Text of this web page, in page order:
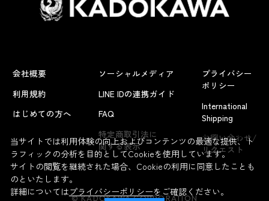
よくあるお問い合わせ
会社概要
利用規約
はじめての方へ
ソーシャルメディア
LINE IDの連携ガイド
FAQ
特定商取引法に
関する表示
プライバシー
ポリシー
International
Shipping
お問い合わせ/
リクエスト
© KADOKAWA CORPORATION
当サイトでは利用体験の向上およびコンテンツの最適な提供、ト
ラフィックの分析を目的としてCookieを使用しています。
サイトの閲覧を継続された場合、Cookieの利用に同意したことも
のといたします。
詳細についてはプライバシーポリシーをご確認ください。